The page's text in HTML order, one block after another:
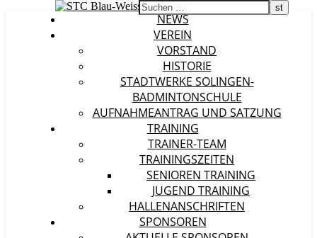
NEWS
VEREIN
VORSTAND
HISTORIE
STADTWERKE SOLINGEN-
BADMINTONSCHULE
AUFNAHMEANTRAG UND SATZUNG
TRAINING
TRAINER-TEAM
TRAININGSZEITEN
SENIOREN TRAINING
JUGEND TRAINING
HALLENANSCHRIFTEN
SPONSOREN